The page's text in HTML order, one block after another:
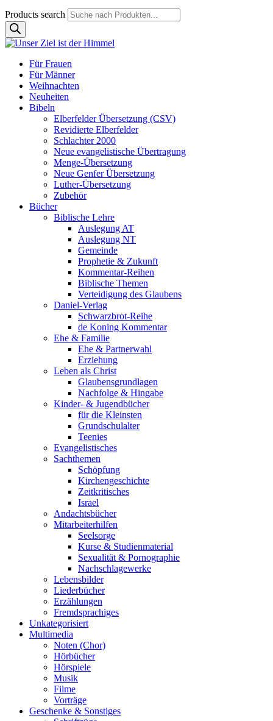
Products search
Für Frauen
Für Männer
Weihnachten
Neuheiten
Bibeln
Elberfelder Übersetzung (CSV)
Revidierte Elberfelder
Schlachter 2000
Neue evangelistische Übertragung
Menge-Übersetzung
Neue Genfer Übersetzung
Luther-Übersetzung
Zubehör
Bücher
Biblische Lehre
Auslegung AT
Auslegung NT
Gemeinde
Prophetie & Zukunft
Kommentar-Reihen
Biblische Themen
Verteidigung des Glaubens
Daniel-Verlag
Schwarzbrot-Reihe
de Koning Kommentar
Ehe & Familie
Ehe & Partnerwahl
Erziehung
Leben als Christ
Glaubensgrundlagen
Nachfolge & Hingabe
Kinder- & Jugendbücher
für die Kleinsten
Grundschulalter
Teenies
Evangelistisches
Sachthemen
Schöpfung
Kirchengeschichte
Zeitkritisches
Israel
Andachtsbücher
Mitarbeiterhilfen
Seelsorge
Kurse & Studienmaterial
Sexualität & Pornographie
Nachschlagewerke
Lebensbilder
Liederbücher
Erzählungen
Fremdsprachiges
Unkategorisiert
Multimedia
Noten (Chor)
Hörbücher
Hörspiele
Musik
Filme
Vorträge
Geschenke & Sonstiges